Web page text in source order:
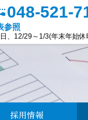
048-521-
参照
、12/29～1/3(年末年始休
採用情報